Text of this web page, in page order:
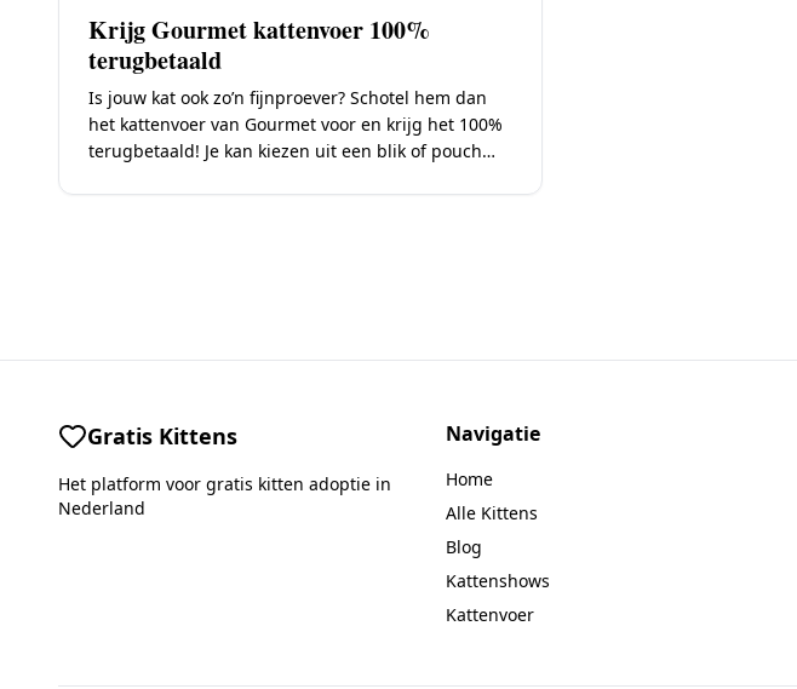
Krijg Gourmet kattenvoer 100%
terugbetaald
Is jouw kat ook zo’n fijnproever? Schotel hem dan
het kattenvoer van Gourmet voor en krijg het 100%
terugbetaald! Je kan kiezen uit een blik of pouch
Gratis Kittens
Het platform voor gratis kitten adoptie in
Nederland
Navigatie
Home
Alle Kittens
Blog
Kattenshows
Kattenvoer